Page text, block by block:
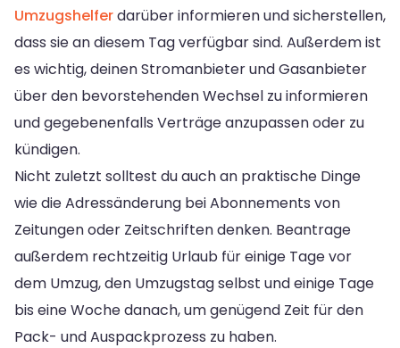
Umzugshelferdarüber informieren und sicherstellen,
dass sie an diesem Tag verfügbar sind. Außerdem ist
es wichtig, deinen Stromanbieter und Gasanbieter
über den bevorstehenden Wechsel zu informieren
und gegebenenfalls Verträge anzupassen oder zu
kündigen.
Nicht zuletzt solltest du auch an praktische Dinge
wie die Adressänderung bei Abonnements von
Zeitungen oder Zeitschriften denken. Beantrage
außerdem rechtzeitig Urlaub für einige Tage vor
dem Umzug, den Umzugstag selbst und einige Tage
bis eine Woche danach, um genügend Zeit für den
Pack- und Auspackprozess zu haben.